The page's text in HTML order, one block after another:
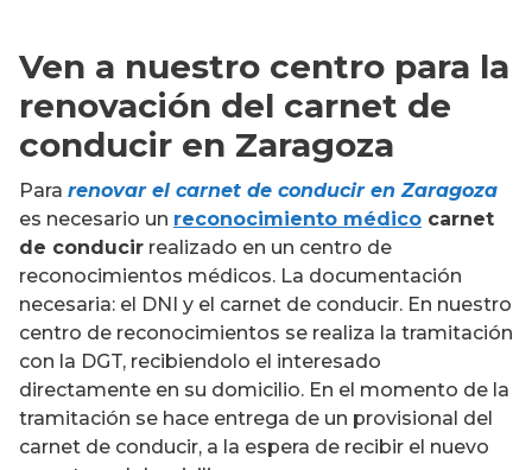
Ven a nuestro centro para la
renovación del carnet de
conducir en Zaragoza
Para renovar el carnet de conducir en Zaragoza
es necesario un reconocimiento médico carnet
de conducir realizado en un centro de
reconocimientos médicos. La documentación
necesaria: el DNI y el carnet de conducir. En nuestro
centro de reconocimientos se realiza la tramitación
con la DGT, recibiendolo el interesado
directamente en su domicilio. En el momento de la
tramitación se hace entrega de un provisional del
carnet de conducir, a la espera de recibir el nuevo